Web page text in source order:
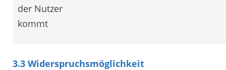
der Nutzer
kommt
3.3 Widerspruchsmöglichkeit